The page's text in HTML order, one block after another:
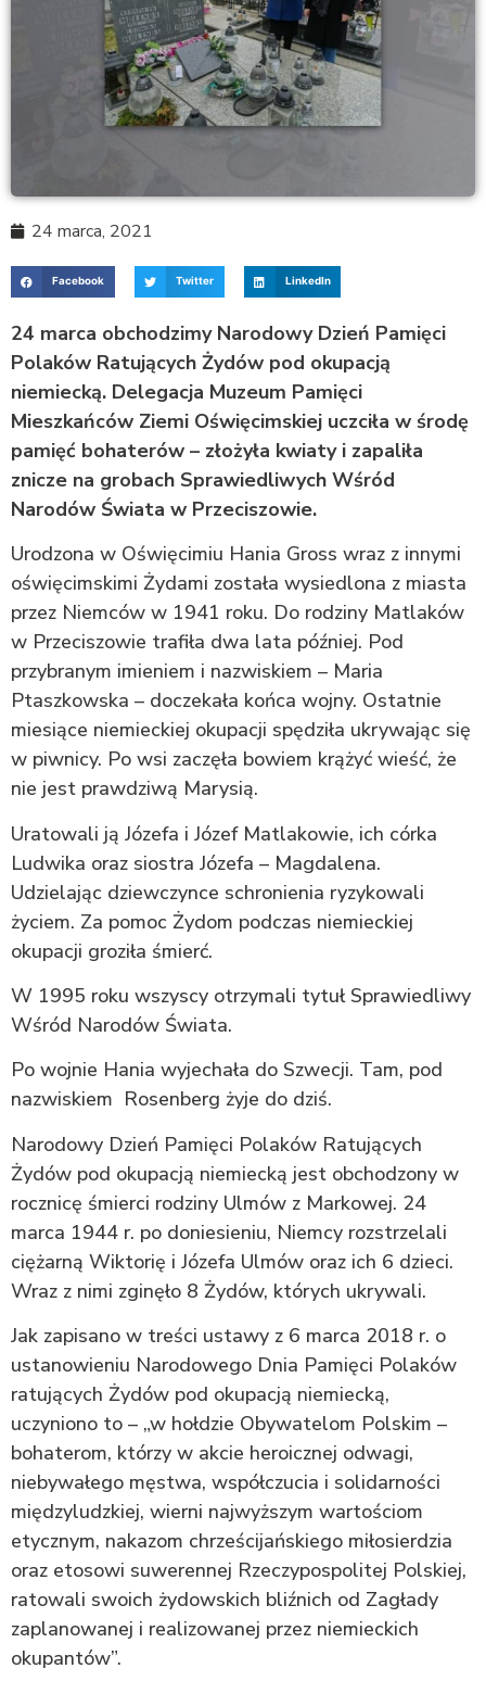
24 marca, 2021
Facebook Twitter LinkedIn
24 marca obchodzimy Narodowy Dzień Pamięci
Polaków Ratujących Żydów pod okupacją
niemiecką. Delegacja Muzeum Pamięci
Mieszkańców Ziemi Oświęcimskiej uczciła w środę
pamięć bohaterów – złożyła kwiaty i zapaliła
znicze na grobach Sprawiedliwych Wśród
Narodów Świata w Przeciszowie.
Urodzona w Oświęcimiu Hania Gross wraz z innymi
oświęcimskimi Żydami została wysiedlona z miasta
przez Niemców w 1941 roku. Do rodziny Matlaków
w Przeciszowie trafiła dwa lata później. Pod
przybranym imieniem i nazwiskiem – Maria
Ptaszkowska – doczekała końca wojny. Ostatnie
miesiące niemieckiej okupacji spędziła ukrywając się
w piwnicy. Po wsi zaczęła bowiem krążyć wieść, że
nie jest prawdziwą Marysią.
Uratowali ją Józefa i Józef Matlakowie, ich córka
Ludwika oraz siostra Józefa – Magdalena.
Udzielając dziewczynce schronienia ryzykowali
życiem. Za pomoc Żydom podczas niemieckiej
okupacji groziła śmierć.
W 1995 roku wszyscy otrzymali tytuł Sprawiedliwy
Wśród Narodów Świata.
Po wojnie Hania wyjechała do Szwecji. Tam, pod
nazwiskiem Rosenberg żyje do dziś.
Narodowy Dzień Pamięci Polaków Ratujących
Żydów pod okupacją niemiecką jest obchodzony w
rocznicę śmierci rodziny Ulmów z Markowej. 24
marca 1944 r. po doniesieniu, Niemcy rozstrzelali
ciężarną Wiktorię i Józefa Ulmów oraz ich 6 dzieci.
Wraz z nimi zginęło 8 Żydów, których ukrywali.
Jak zapisano w treści ustawy z 6 marca 2018 r. o
ustanowieniu Narodowego Dnia Pamięci Polaków
ratujących Żydów pod okupacją niemiecką,
uczyniono to – „w hołdzie Obywatelom Polskim –
bohaterom, którzy w akcie heroicznej odwagi,
niebywałego męstwa, współczucia i solidarności
międzyludzkiej, wierni najwyższym wartościom
etycznym, nakazom chrześcijańskiego miłosierdzia
oraz etosowi suwerennej Rzeczypospolitej Polskiej,
ratowali swoich żydowskich bliźnich od Zagłady
zaplanowanej i realizowanej przez niemieckich
okupantów”.